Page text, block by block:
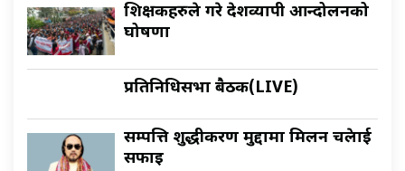
शिक्षकहरुले गरे देशव्यापी आन्दोलनको
घोषणा
प्रतिनिधिसभा बैठक(LIVE)
सम्पत्ति शुद्धीकरण मुद्दामा मिलन चक्रेलाई
सफाइ